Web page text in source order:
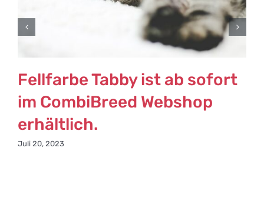
Fellfarbe Tabby ist ab sofort
im CombiBreed Webshop
erhältlich.
Juli 20, 2023